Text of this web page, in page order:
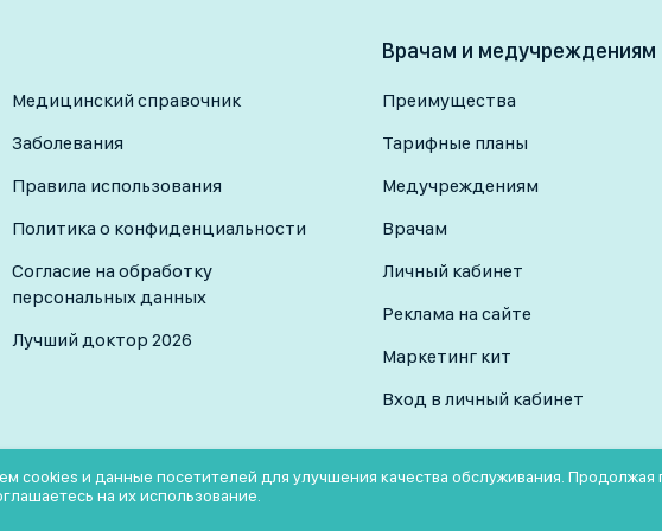
· Возьмите с собой результаты
Медицинский справочник
Заболевания
Правила использования
Политика о конфиденциальности
Согласие на обработку
персональных данных
Лучший доктор 2026
Врачам и медучреждениям
Преимущества
Тарифные планы
Медучреждениям
Врачам
Личный кабинет
Реклама на сайте
Маркетинг кит
Вход в личный кабинет
при
cookies и данные посетителей для улучшения качества обслуживания. Продолжая
на их использование.